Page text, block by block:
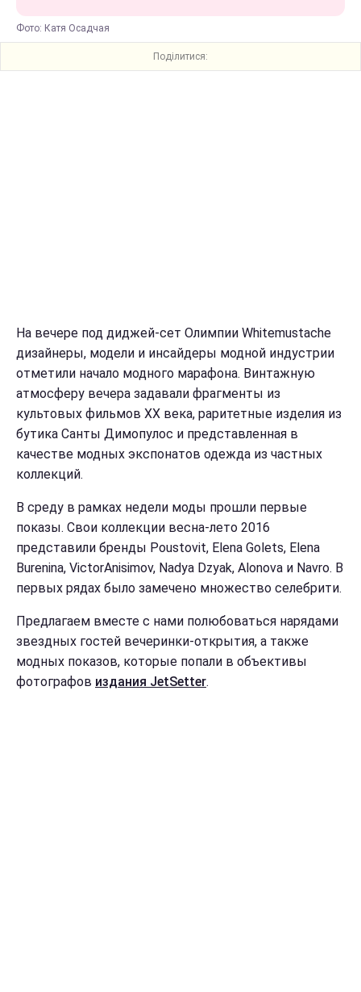
Фото: Катя Осадчая
Поділитися:
На вечере под диджей-сет Олимпии Whitemustache
дизайнеры, модели и инсайдеры модной индустрии
отметили начало модного марафона. Винтажную
атмосферу вечера задавали фрагменты из
культовых фильмов ХХ века, раритетные изделия из
бутика Санты Димопулос и представленная в
качестве модных экспонатов одежда из частных
коллекций.
В среду в рамках недели моды прошли первые
показы. Свои коллекции весна-лето 2016
представили бренды Poustovit, Elena Golets, Elena
Burenina, VictorAnisimov, Nadya Dzyak, Alonova и Navro. В
первых рядах было замечено множество селебрити.
Предлагаем вместе с нами полюбоваться нарядами
звездных гостей вечеринки-открытия, а также
модных показов, которые попали в объективы
фотографов издания JetSetter.